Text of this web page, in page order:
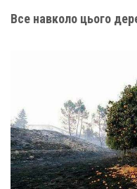
Все навколо цього